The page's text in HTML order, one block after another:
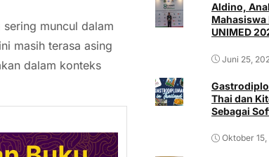
muncul dalam
masih terasa asing
dalam konteks
Aldino,
Mahasiswa
UNIMED
Juni 25,
Thai dan
Sebagai
Oktober